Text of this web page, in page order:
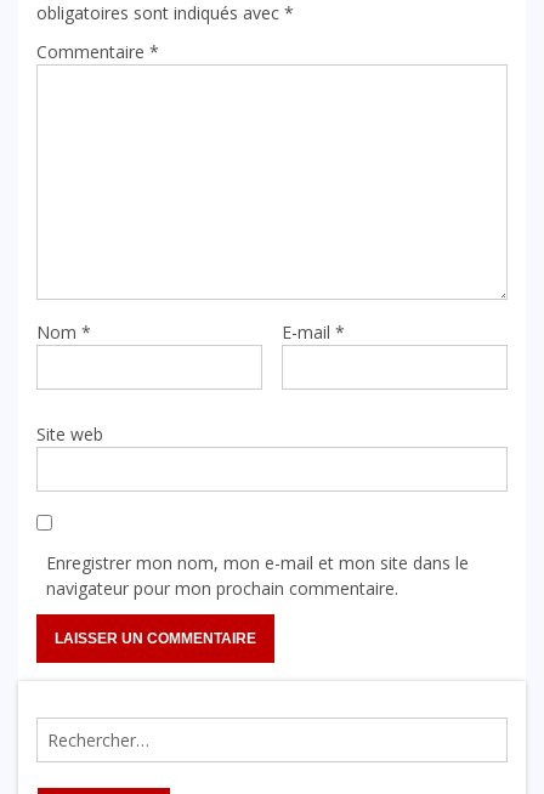
obligatoires sont indiqués avec *
Commentaire *
Nom * E-mail *
Site web
Enregistrer mon nom, mon e-mail et mon site dans le
navigateur pour mon prochain commentaire.
Rechercher :